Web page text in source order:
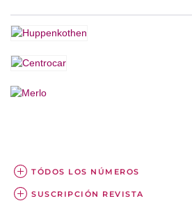
TÓDOS LOS NÚMEROS
SUSCRIPCIÓN REVISTA